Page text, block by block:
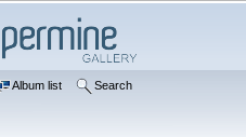
Album list Search